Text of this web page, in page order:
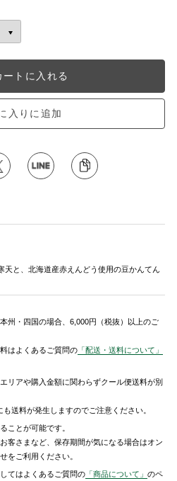
ートに入れる
入りに追加
天と、北海道産赤えんどう使用の豆かんてん
州・四国の場合、6,000円（税抜）以上のご
はよくあるご質問の 「配送・送料について」
リアや購入金額に関わらずクール便送料が別
送料が発生しますのでご注意ください。
ことが可能です。
客さまなど、保存期間が気になる場合はオン
をご利用ください。
てはよくあるご質問の 「商品について」のペ